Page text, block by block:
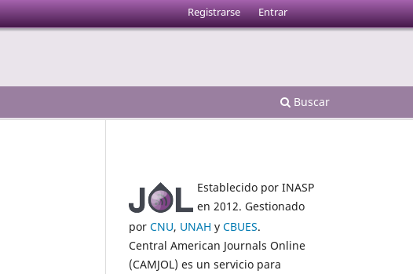
Buscar
Registrarse Entrar
Establecido por INASP
en 2012. Gestionado
por CNU, UNAH y CBUES.
Central American Journals Online
(CAMJOL) es un servicio para